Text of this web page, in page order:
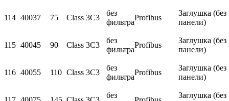
114 40037 75 Class 3C3
без
фильтра
Profibus
Заглушка (без
панели)
115 40045 90 Class 3C3
без
фильтра
Profibus
Заглушка (без
панели)
116 40055 110 Class 3C3
без
фильтра
Profibus
Заглушка (без
панели)
без
Заглушка (без